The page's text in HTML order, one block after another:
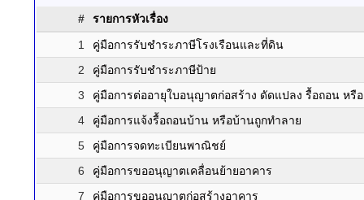
#
รายการหัวเรื่อง
1
คู่มือการรับชำระภาษีโรงเรือนและที่ดิน
2
คู่มือการรับชำระภาษีป้าย
3
คู่มือการต่ออายุใบอนุญาตก่อสร้าง ดัดแปลง รื้อถอน หรื
4
คู่มือการแจ้งรื้อถอนบ้าน หรือบ้านถูกทำลาย
5
คู่มือการจดทะเบียนพาณิชย์
6
คู่มือการขออนุญาตเคลื่อนย้ายอาคาร
7
คู่มือการขออนุญาตก่อสร้างอาคาร